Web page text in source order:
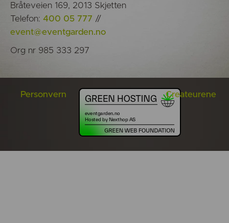
Bråteveien 169, 2013 Skjetten
Telefon: 400 05 777 //
event@eventgarden.no
Org nr 985 333 297
Personvern Createurene